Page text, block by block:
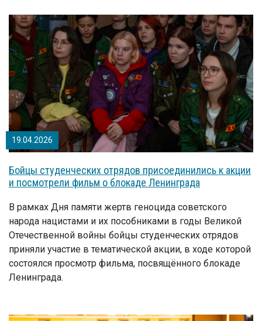
19.04.2026
Бойцы студенческих отрядов присоединились к акции
и посмотрели фильм о блокаде Ленинграда
В рамках Дня памяти жертв геноцида советского
народа нацистами и их пособниками в годы Великой
Отечественной войны бойцы студенческих отрядов
приняли участие в тематической акции, в ходе которой
состоялся просмотр фильма, посвящённого блокаде
Ленинграда.